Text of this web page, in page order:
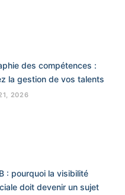
des compétences :
la gestion de vos talents
2026
: pourquoi la visibilité
doit devenir un sujet